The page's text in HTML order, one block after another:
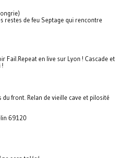
restes de feu Septage qui rencontre
Fail.Repeat en live sur Lyon ! Cascade et
!
front. Relan de vieille cave et pilosité
69120